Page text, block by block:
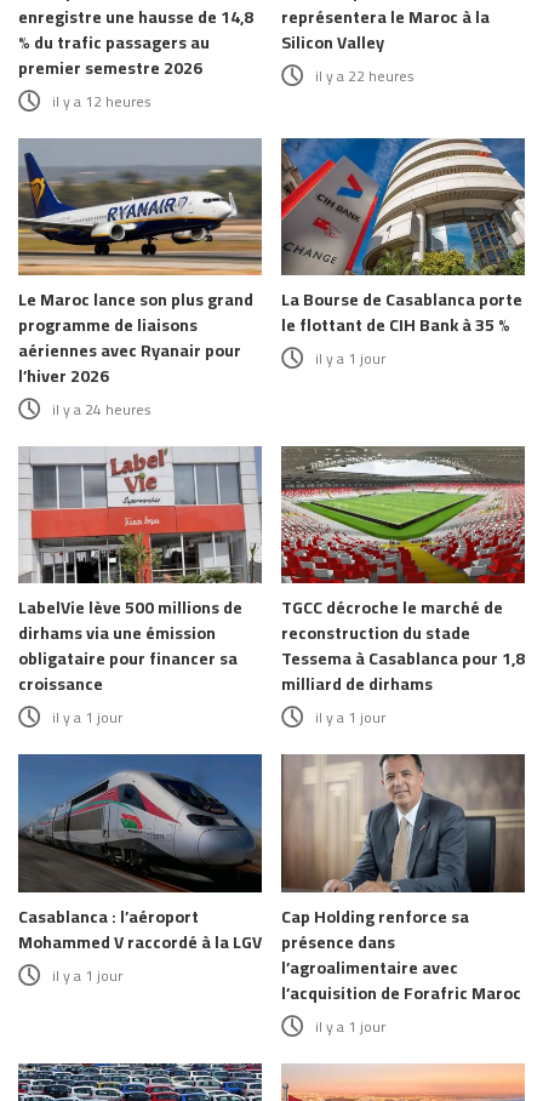
enregistre une hausse de 14,8
% du trafic passagers au
premier semestre 2026
il y a 12 heures
représentera le Maroc à la
Silicon Valley
il y a 22 heures
Le Maroc lance son plus grand
programme de liaisons
aériennes avec Ryanair pour
l’hiver 2026
il y a 24 heures
La Bourse de Casablanca porte
le flottant de CIH Bank à 35 %
il y a 1 jour
LabelVie lève 500 millions de
dirhams via une émission
obligataire pour financer sa
croissance
il y a 1 jour
TGCC décroche le marché de
reconstruction du stade
Tessema à Casablanca pour 1,8
milliard de dirhams
il y a 1 jour
Casablanca : l’aéroport
Mohammed V raccordé à la LGV
il y a 1 jour
Cap Holding renforce sa
présence dans
l’agroalimentaire avec
l’acquisition de Forafric Maroc
il y a 1 jour